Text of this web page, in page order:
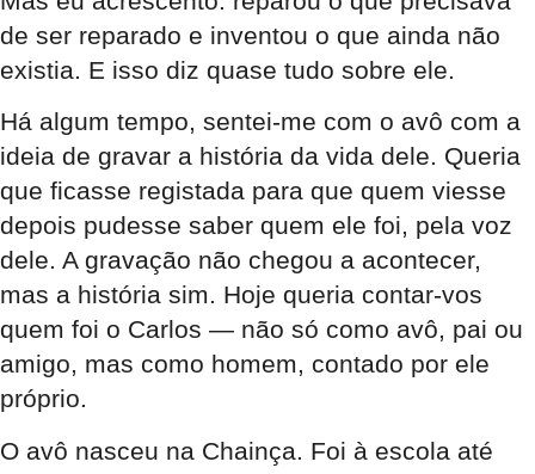
de ser reparado e inventou o que ainda não
existia. E isso diz quase tudo sobre ele.
Há algum tempo, sentei-me com o avô com a
ideia de gravar a história da vida dele. Queria
que ficasse registada para que quem viesse
depois pudesse saber quem ele foi, pela voz
dele. A gravação não chegou a acontecer,
mas a história sim. Hoje queria contar-vos
quem foi o Carlos — não só como avô, pai ou
amigo, mas como homem, contado por ele
próprio.
O avô nasceu na Chainça. Foi à escola até